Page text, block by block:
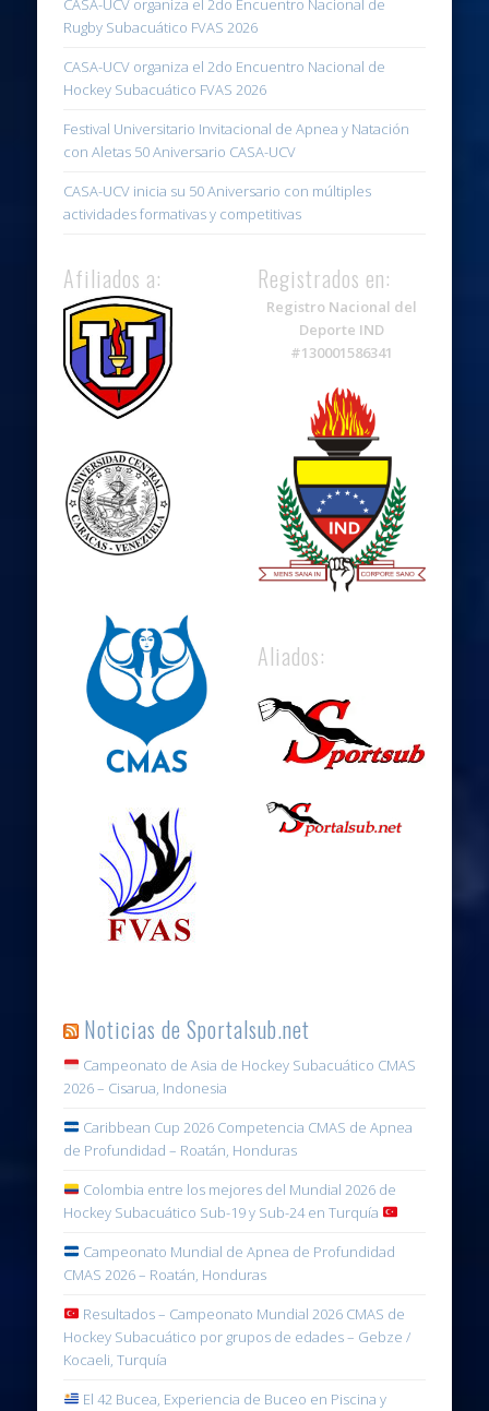
CASA-UCV organiza el 2do Encuentro Nacional de
Rugby Subacuático FVAS 2026
CASA-UCV organiza el 2do Encuentro Nacional de
Hockey Subacuático FVAS 2026
Festival Universitario Invitacional de Apnea y Natación
con Aletas 50 Aniversario CASA-UCV
CASA-UCV inicia su 50 Aniversario con múltiples
actividades formativas y competitivas
Afiliados a: Registrados en:
Registro Nacional del
Deporte IND
#130001586341
Aliados:
Noticias de Sportalsub.net
Campeonato de Asia de Hockey Subacuático CMAS
2026 – Cisarua, Indonesia
Caribbean Cup 2026 Competencia CMAS de Apnea
de Profundidad – Roatán, Honduras
Colombia entre los mejores del Mundial 2026 de
Hockey Subacuático Sub-19 y Sub-24 en Turquía
Campeonato Mundial de Apnea de Profundidad
CMAS 2026 – Roatán, Honduras
Resultados – Campeonato Mundial 2026 CMAS de
Hockey Subacuático por grupos de edades – Gebze /
Kocaeli, Turquía
El 42 Bucea, Experiencia de Buceo en Piscina y